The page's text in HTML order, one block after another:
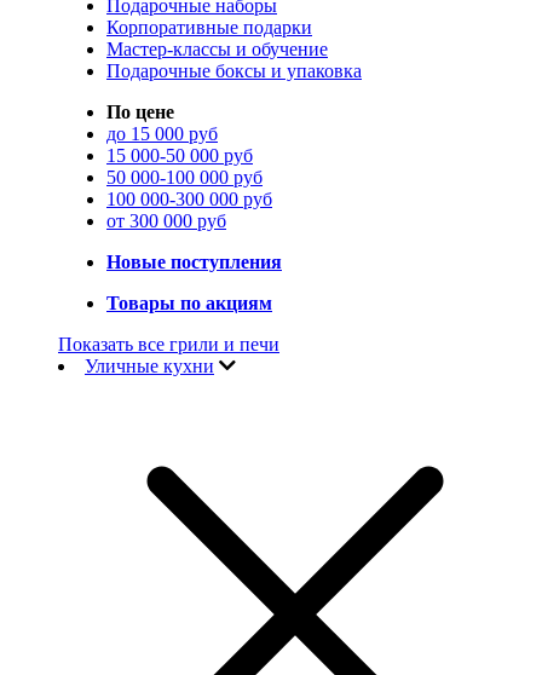
Подарочные наборы
Корпоративные подарки
Мастер-классы и обучение
Подарочные боксы и упаковка
По цене
до 15 000 руб
15 000-50 000 руб
50 000-100 000 руб
100 000-300 000 руб
от 300 000 руб
Новые поступления
Товары по акциям
Показать все грили и печи
Уличные кухни